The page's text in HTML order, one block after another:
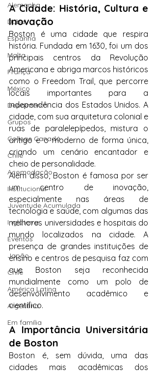
Alemanha
Dubai
Espanha
Malta
França
México
Depoimento
Grupos
College Canadá
Chile
Acomodação
Institucional
Juventude Acumulada
Inglaterra
Eventos
Japão
Chile
América Latina
Argentina
Em família
A Cidade: História, Cultura e
Inovação
Boston é uma cidade que respira
história. Fundada em 1630, foi um dos
principais centros da Revolução
Americana e abriga marcos históricos
como o Freedom Trail, que percorre
locais importantes para a
independência dos Estados Unidos. A
cidade, com sua arquitetura colonial e
ruas de paralelepípedos, mistura o
antigo e o moderno de forma única,
criando um cenário encantador e
cheio de personalidade.
Além disso, Boston é famosa por ser
um centro de inovação,
especialmente nas áreas de
tecnologia e saúde, com algumas das
melhores universidades e hospitais do
mundo localizados na cidade. A
presença de grandes instituições de
ensino e centros de pesquisa faz com
que Boston seja reconhecida
mundialmente como um polo de
desenvolvimento acadêmico e
científico.
A Importância Universitária
de Boston
Boston é, sem dúvida, uma das
cidades mais acadêmicas dos